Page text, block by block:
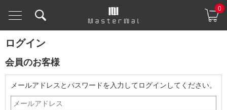
0
ログイン
会員のお客様
メールアドレスとパスワードを入力してログインしてください。